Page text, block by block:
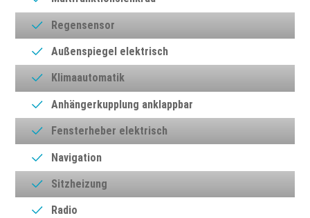
Regensensor
Außenspiegel elektrisch
Klimaautomatik
Anhängerkupplung anklappbar
Fensterheber elektrisch
Navigation
Sitzheizung
Radio